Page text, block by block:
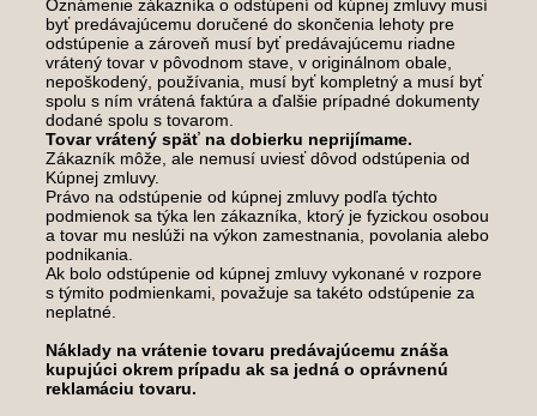
Oznámenie zákazníka o odstúpení od kúpnej zmluvy musí
byť predávajúcemu doručené do skončenia lehoty pre
odstúpenie a zároveň musí byť predávajúcemu riadne
vrátený tovar v pôvodnom stave, v originálnom obale,
nepoškodený, používania, musí byť kompletný a musí byť
spolu s ním vrátená faktúra a ďalšie prípadné dokumenty
dodané spolu s tovarom.
Tovar vrátený späť na dobierku neprijímame.
Zákazník môže, ale nemusí uviesť dôvod odstúpenia od
Kúpnej zmluvy.
Právo na odstúpenie od kúpnej zmluvy podľa týchto
podmienok sa týka len zákazníka, ktorý je fyzickou osobou
a tovar mu neslúži na výkon zamestnania, povolania alebo
podnikania.
Ak bolo odstúpenie od kúpnej zmluvy vykonané v rozpore
s týmito podmienkami, považuje sa takéto odstúpenie za
neplatné.
Náklady na vrátenie tovaru predávajúcemu znáša
kupujúci okrem prípadu ak sa jedná o oprávnenú
reklamáciu tovaru.